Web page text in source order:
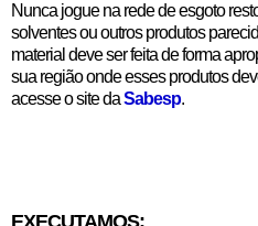
Nunca jogue na rede de esgoto
solventes ou outros produtos
material deve ser feita de forma
sua região onde esses produtos
acesse o site daSabesp.
EXECUTAMOS: